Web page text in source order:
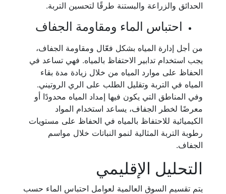
الحدائق والزراعة والبستنة طرقًا لتحسين التربة.
احتباس الماء ومقاومة الجفاف
من أجل إدارة المياه بشكل فعّال ومقاومة الجفاف،
يجب استخدام تدابير الاحتفاظ بالمياه. فهي تساعد في
الحفاظ على موارد المياه من خلال زيادة مدة بقاء
المياه في التربة وتقليل الطلب على الري الروتيني.
وفي المناطق التي يكون فيها إمداد المياه محدودًا أو
معرضًا لخطر الجفاف، يساعد استخدام المواد
الكيميائية للاحتفاظ بالمياه في الحفاظ على مستويات
رطوبة التربة المثالية لنمو النباتات خلال مواسم
الجفاف.
التحليل الإقليمي
يتم تقسيم السوق العالمية لعوامل احتباس الماء حسب